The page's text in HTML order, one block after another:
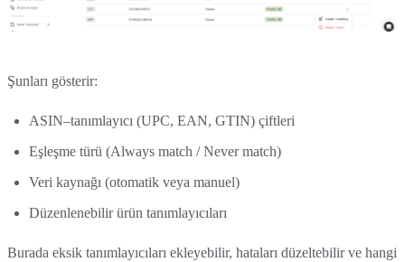
Şunları gösterir:
ASIN–tanımlayıcı (UPC, EAN, GTIN) çiftleri
Eşleşme türü (Always match / Never match)
Veri kaynağı (otomatik veya manuel)
Düzenlenebilir ürün tanımlayıcıları
Burada eksik tanımlayıcıları ekleyebilir, hataları düzeltebilir ve hangi